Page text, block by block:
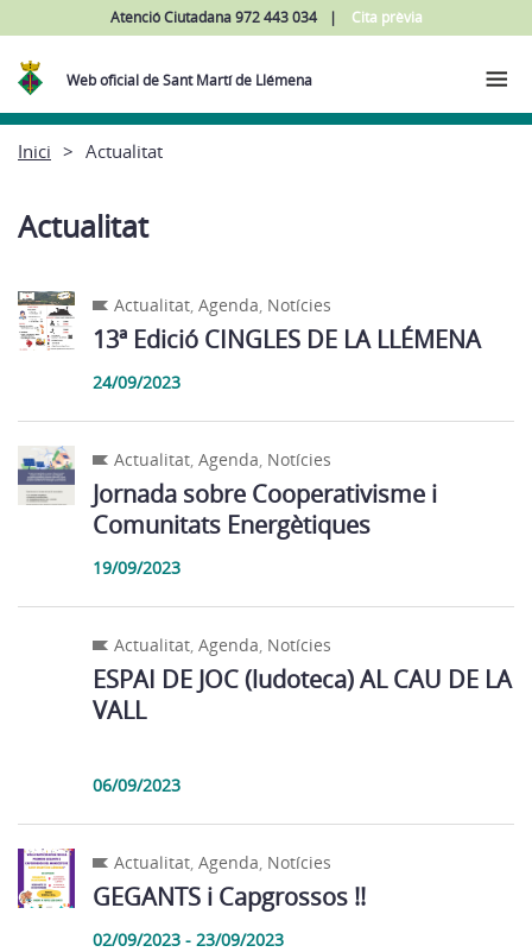
Atenció Ciutadana 972 443 034 Cita prèvia
Web oficial de Sant Martí de Llémena
Inici Actualitat
Actualitat
Actualitat,Agenda, Notícies
13ª Edició CINGLES DE LA LLÉMENA
24/09/2023
Actualitat,Agenda, Notícies
Jornada sobre Cooperativisme i
Comunitats Energètiques
19/09/2023
Actualitat,Agenda, Notícies
ESPAI DE JOC (ludoteca) AL CAU DE LA
VALL
06/09/2023
Actualitat,Agenda, Notícies
GEGANTS i Capgrossos !!
02/09/2023 - 23/09/2023